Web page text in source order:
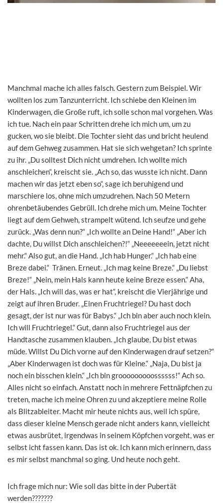
Manchmal mache ich alles falsch. Gestern zum Beispiel. Wir
wollten los zum Tanzunterricht. Ich schiebe den Kleinen im
Kinderwagen, die Große ruft, ich solle schon mal vorgehen. Was
ich tue. Nach ein paar Schritten drehe ich mich um, um zu
gucken, wo sie bleibt. Die Tochter sieht das und bricht heulend
auf dem Gehweg zusammen. Hat sie sich wehgetan? Ich sprinte
zu ihr. „Du solltest Dich nicht umdrehen. Ich wollte mich
anschleichen“, kreischt sie. „Ach so, das wusste ich nicht. Dann
machen wir das jetzt eben so“, sage ich beruhigend und
marschiere los, ohne mich umzudrehen. Nach 50 Metern
ohrenbetäubendes Gebrüll. Ich drehe mich um. Meine Tochter
liegt auf dem Gehweh, strampelt wütend. Ich seufze und gehe
zurück. „Was denn nun?“ „Ich wollte an Deine Hand!“ „Aber ich
dachte, Du willst Dich anschleichen?!“ „Neeeeeeein, jetzt nicht
mehr.“ Also gut, an die Hand. „Ich hab Hunger.“ „Ich hab eine
Breze dabei.“ Tränen. Erneut. „Ich mag keine Breze.“ „Du liebst
Breze!“ „Nein, mein Hals kann heute keine Breze essen.“ Aha,
der Hals. „Ich will das, was er hat“, kreischt die Vierjährige und
zeigt auf ihren Bruder. „Einen Fruchtriegel? Du hast doch
gesagt, der ist nur was für Babys.“ „Ich bin aber auch noch klein.
Ich will Fruchtriegel.“ Gut, dann also Fruchtriegel aus der
Handtasche zusammen klauben. „Ich glaube, Du bist etwas
müde. Willst Du Dich vorne auf den Kinderwagen drauf setzen?“
„Aber Kinderwagen ist doch was für Kleine.“ „Naja, Du bist ja
noch ein bisschen klein.“ „Ich bin grooooooooossssss!“ Ach so.
Alles nicht so einfach. Anstatt noch in mehrere Fettnäpfchen zu
treten, mache ich meine Ohren zu und akzeptiere meine Rolle
als Blitzableiter. Macht mir heute nichts aus, weil ich spüre,
dass dieser kleine Mensch gerade nicht anders kann, vielleicht
etwas ausbrütet, irgendwas in seinem Köpfchen vorgeht, was er
selbst icht fassen kann. Das ist ok. Ich kann mich erinnern, dass
es mir selbst manchmal so ging. Und heute noch geht.
Ich frage mich nur: Wie soll das bitte in der Pubertät
werden???????